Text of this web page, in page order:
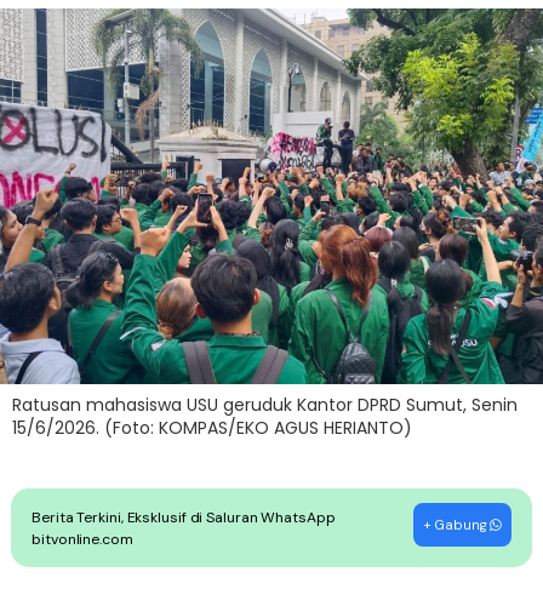
Ratusan mahasiswa USU geruduk Kantor DPRD Sumut, Senin
15/6/2026. (Foto: KOMPAS/EKO AGUS HERIANTO)
Berita Terkini, Eksklusif di Saluran WhatsApp
bitvonline.com
+ Gabung